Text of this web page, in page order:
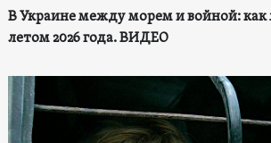
В Украине между морем и войной: как
летом 2026 года. ВИДЕО